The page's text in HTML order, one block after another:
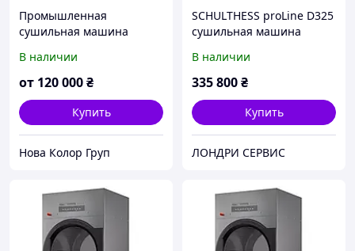
Промышленная
сушильная машина
(США)
В наличии
от 120 000₴
Купить
Нова Колор Груп
SCHULTHESS proLine D325
сушильная машина
В наличии
335 800₴
Купить
ЛОНДРИ СЕРВИС